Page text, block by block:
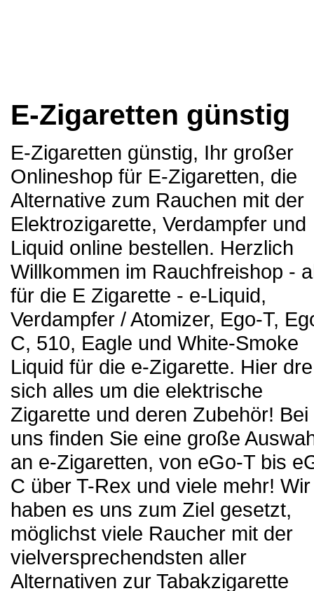
E-Zigaretten günstig
E-Zigaretten günstig, Ihr großer
Onlineshop für E-Zigaretten, die
Alternative zum Rauchen mit der
Elektrozigarette, Verdampfer und
Liquid online bestellen. Herzlich
Willkommen im Rauchfreishop -
für die E Zigarette - e-Liquid,
Verdampfer / Atomizer, Ego-T,
C, 510, Eagle und White-Smoke
Liquid für die e-Zigarette. Hier
sich alles um die elektrische
Zigarette und deren Zubehör! Bei
uns finden Sie eine große
an e-Zigaretten, von eGo-T bis
C über T-Rex und viele mehr! Wir
haben es uns zum Ziel gesetzt,
möglichst viele Raucher mit der
vielversprechendsten aller
Alternativen zur Tabakzigarette